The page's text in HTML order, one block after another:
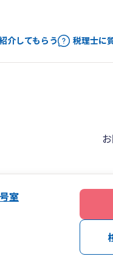
介してもらう 税理士に
室